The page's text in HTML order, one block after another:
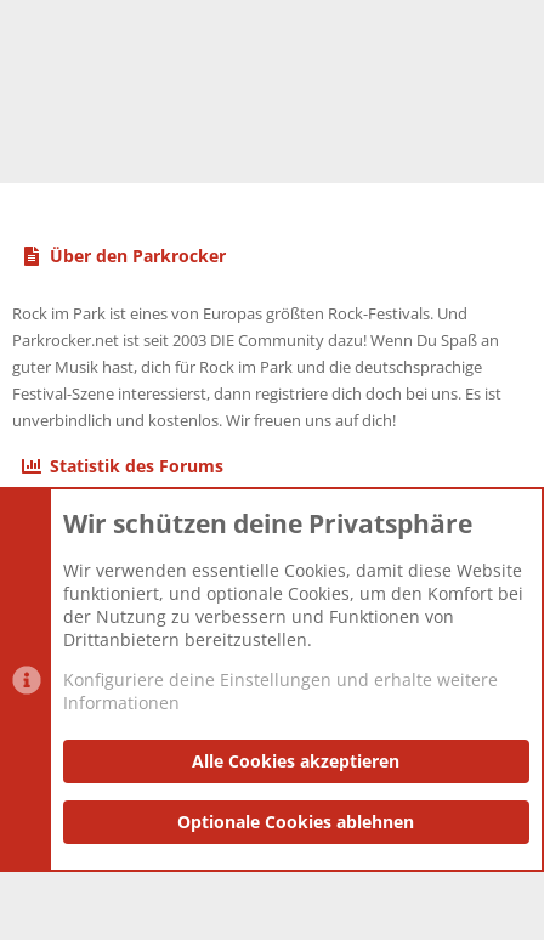
Über den Parkrocker
Rock im Park ist eines von Europas größten Rock-Festivals. Und
Parkrocker.net ist seit 2003 DIE Community dazu! Wenn Du Spaß an
guter Musik hast, dich für Rock im Park und die deutschsprachige
Festival-Szene interessierst, dann registriere dich doch bei uns. Es ist
unverbindlich und kostenlos. Wir freuen uns auf dich!
Statistik des Forums
Themen
Mitglieder
12.427
Neuestes Mitglied
Berlin
Datenschutzerklärung Impressum
Community platform by XenForo® © 2010-2025 XenForo Ltd.
and add-ons by ThemeHouse
Wir schützen deine Privatsphäre
Wir verwenden essentielle Cookies, damit diese Website
funktioniert, und optionale Cookies, um den Komfort bei
der Nutzung zu verbessern und Funktionen von
Drittanbietern bereitzustellen.
Konfiguriere deine Einstellungen und erhalte weitere
Informationen
Alle Cookies akzeptieren
Optionale Cookies ablehnen